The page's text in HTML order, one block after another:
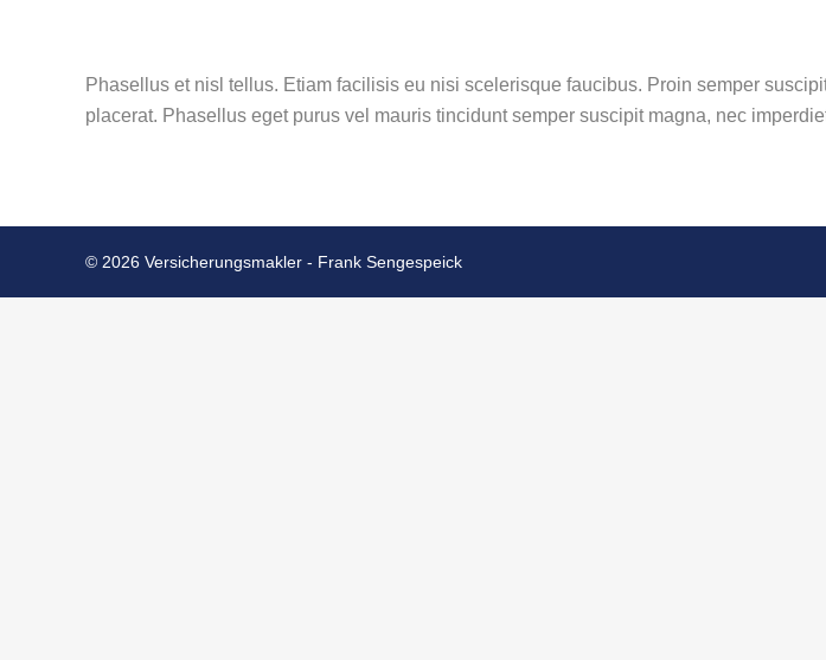
Phasellus et nisl tellus. Etiam facilisis eu nisi scelerisque faucibus. Proin semper
placerat. Phasellus eget purus vel mauris tincidunt semper suscipit magna, nec
© 2026 Versicherungsmakler - Frank Sengespeick